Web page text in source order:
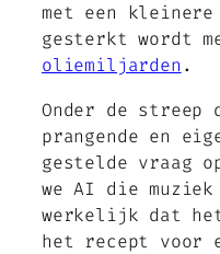
met een
gesterkt wordt
oliemiljarden .
Onder de
prangende en
gestelde vraag
we AI die muziek
werkelijk dat
het recept